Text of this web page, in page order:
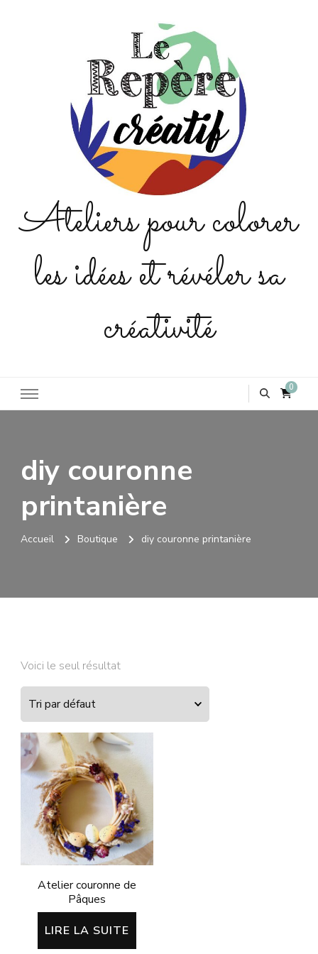
Ateliers pour colorer
les idées et révéler sa
créativité
0
diy couronne
printanière
Accueil Boutique diy couronne printanière
Voici le seul résultat
Atelier couronne de
Pâques
LIRE LA SUITE